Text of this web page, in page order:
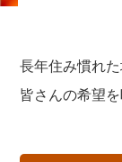
長年住み慣れ
皆さんの希望